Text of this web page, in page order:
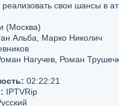
свои шансы в
(Москва)
Альба, Марко Николич
Нагучев, Роман
02:22:21
IPTVRip